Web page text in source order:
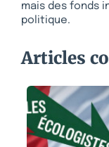
mais des fonds
politique.
Articles